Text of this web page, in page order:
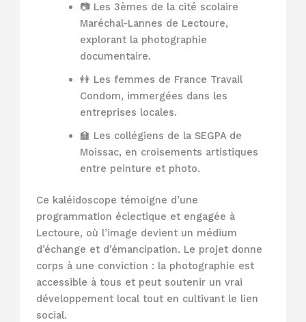
📷 Les 3èmes de la cité scolaire
Maréchal-Lannes de Lectoure,
explorant la photographie
documentaire.
👭 Les femmes de France Travail
Condom, immergées dans les
entreprises locales.
🏫 Les collégiens de la SEGPA de
Moissac, en croisements artistiques
entre peinture et photo.
Ce kaléidoscope témoigne d’une
programmation éclectique et engagée à
Lectoure, où l’image devient un médium
d’échange et d’émancipation. Le projet donne
corps à une conviction : la photographie est
accessible à tous et peut soutenir un vrai
développement local tout en cultivant le lien
social.